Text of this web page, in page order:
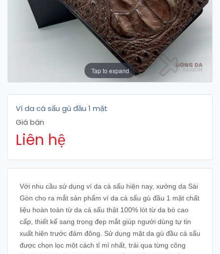
Tap to expand
Ví da cá sấu gù đầu 1 mặt
Giá bán
Liên hệ
Với nhu cầu sử dụng ví da cá sấu hiện nay, xưởng da Sài
Gòn cho ra mắt sản phẩm ví da cá sấu gù đầu 1 mặt chất
liệu hoàn toàn từ da cá sấu thật 100% lót từ da bò cao
cấp, thiết kế sang trọng đẹp mắt giúp người dùng tự tin
xuất hiện trước đám đông. Sử dụng mặt da gù đầu cá sấu
được chọn lọc một cách tỉ mỉ nhất, trải qua từng công